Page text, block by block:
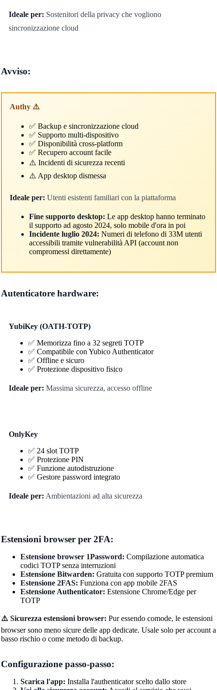
Ideale per: Sostenitori della privacy che vogliono
sincronizzazione cloud
Avviso:
Authy ⚠️
✅ Backup e sincronizzazione cloud
✅ Supporto multi-dispositivo
✅ Disponibilità cross-platform
✅ Recupero account facile
⚠️ Incidenti di sicurezza recenti
⚠️ App desktop dismessa
Ideale per: Utenti esistenti familiari con la piattaforma
Fine supporto desktop: Le app desktop hanno terminato
il supporto ad agosto 2024, solo mobile d'ora in poi
Incidente luglio 2024: Numeri di telefono di 33M utenti
accessibili tramite vulnerabilità API (account non
compromessi direttamente)
Autenticatore hardware:
YubiKey (OATH-TOTP)
✅ Memorizza fino a 32 segreti TOTP
✅ Compatibile con Yubico Authenticator
✅ Offline e sicuro
✅ Protezione dispositivo fisico
Ideale per: Massima sicurezza, accesso offline
OnlyKey
✅ 24 slot TOTP
✅ Protezione PIN
✅ Funzione autodistruzione
✅ Gestore password integrato
Ideale per: Ambientazioni ad alta sicurezza
Estensioni browser per 2FA:
Estensione browser 1Password: Compilazione automatica
codici TOTP senza interruzioni
Estensione Bitwarden: Gratuita con supporto TOTP premium
Estensione 2FAS: Funziona con app mobile 2FAS
Estensione Authenticator: Estensione Chrome/Edge per
TOTP
⚠️ Sicurezza estensioni browser: Pur essendo comode, le estensioni
browser sono meno sicure delle app dedicate. Usale solo per account a
basso rischio o come metodo di backup.
Configurazione passo-passo:
Scarica l'app: Installa l'authenticator scelto dallo store